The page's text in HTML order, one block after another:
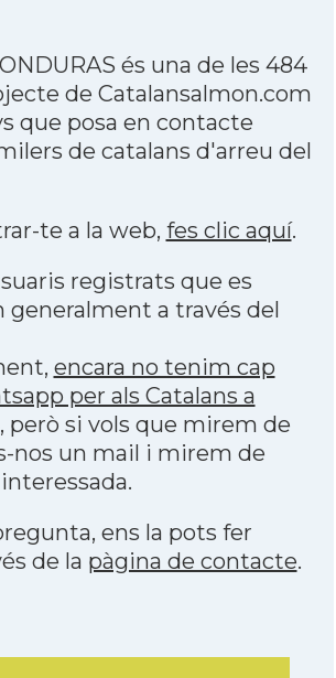
és una de les 484
de Catalansalmon.com
que posa en contacte
de catalans d'arreu del
te a la web, fes clic aquí.
registrats que es
a través del
encara no tenim cap
per als Catalans a
, però si vols que mirem de
nos un mail i mirem de
ens la pots fer
de la pàgina de contacte.